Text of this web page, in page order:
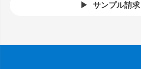
サンプル請求